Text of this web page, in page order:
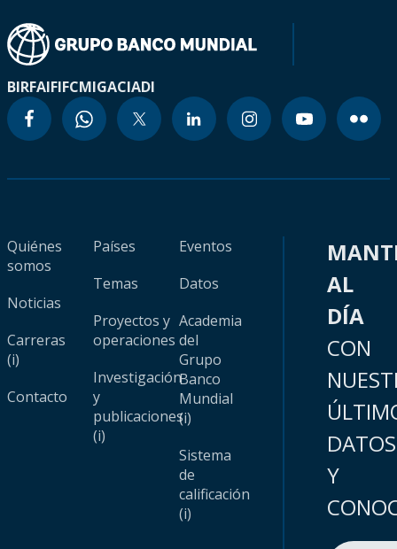
BIRFAIFIFCMIGACIADI
Quiénes
somos
Noticias
Carreras
(i)
Contacto
Países
Temas
Proyectos y
operaciones
Investigación
y
publicaciones
(i)
Eventos
Datos
Academia
del
Grupo
Banco
Mundial
(i)
Sistema
de
calificación
(i)
AL
DÍA
CON
DATOS
Y